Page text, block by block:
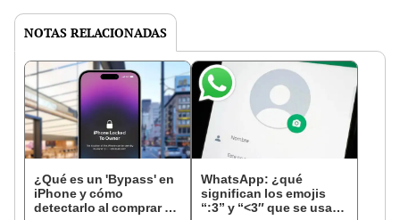
NOTAS RELACIONADAS
¿Qué es un 'Bypass' en
iPhone y cómo
detectarlo al comprar un
WhatsApp: ¿qué
significan los emojis
“:3” y “<3″ que se usan